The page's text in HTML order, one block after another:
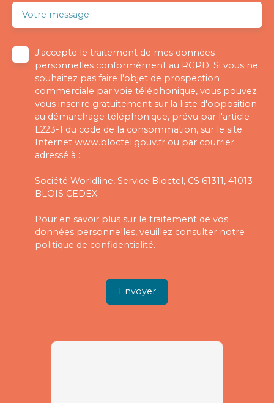
Votre message
J'accepte le traitement de mes données
personnelles conformément au RGPD. Si vous ne
souhaitez pas faire l'objet de prospection
commerciale par voie téléphonique, vous pouvez
vous inscrire gratuitement sur la liste d'opposition
au démarchage téléphonique, prévu par l'article
L223-1 du code de la consommation, sur le site
Internet www.bloctel.gouv.fr ou par courrier
adressé à :
Société Worldline, Service Bloctel, CS 61311, 41013
BLOIS CEDEX.
Pour en savoir plus sur le traitement de vos
données personnelles, veuillez consulter notre
politique de confidentialité.
Envoyer